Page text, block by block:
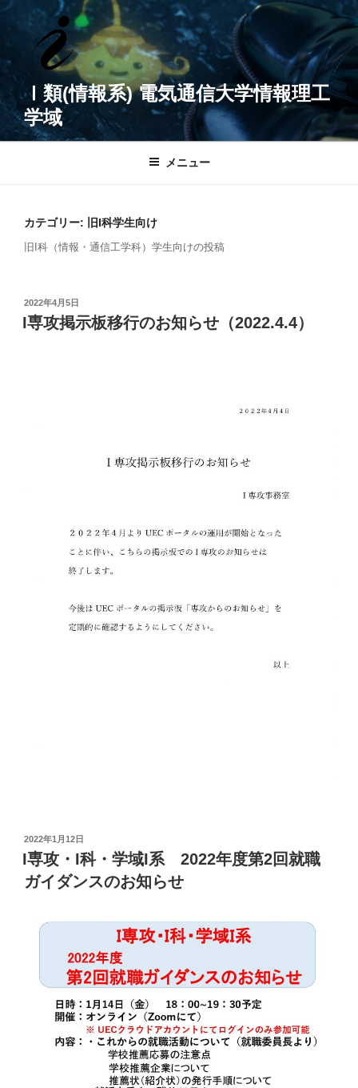
コ
テ
ン
へ
キ
Ⅰ類(情報系) 電気通信大学情報理工
学域
メニュー
カテゴリー: 旧I科学生向け
旧I科（情報・通信工学科）学生向けの投稿
投
稿
日:
2022年4月5日
I専攻掲示板移行のお知らせ（2022.4.4）
投
稿
日:
2022年1月12日
I専攻・I科・学域I系 2022年度第2回就職
ガイダンスのお知らせ